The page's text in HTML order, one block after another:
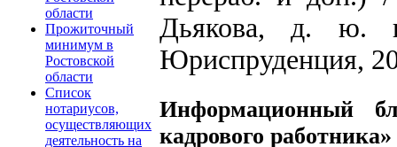
области
Прожиточный
минимум в
Ростовской
области
Список
нотариусов,
осуществляющих
деятельность на
Дьякова, д. ю.
Юриспруденция,
Информационный
кадрового работника»